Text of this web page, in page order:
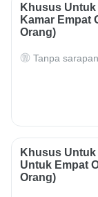
Khusus Untuk
Kamar Empat
Orang)
Tanpa sarapan
Khusus Untuk
Untuk Empat
Orang)